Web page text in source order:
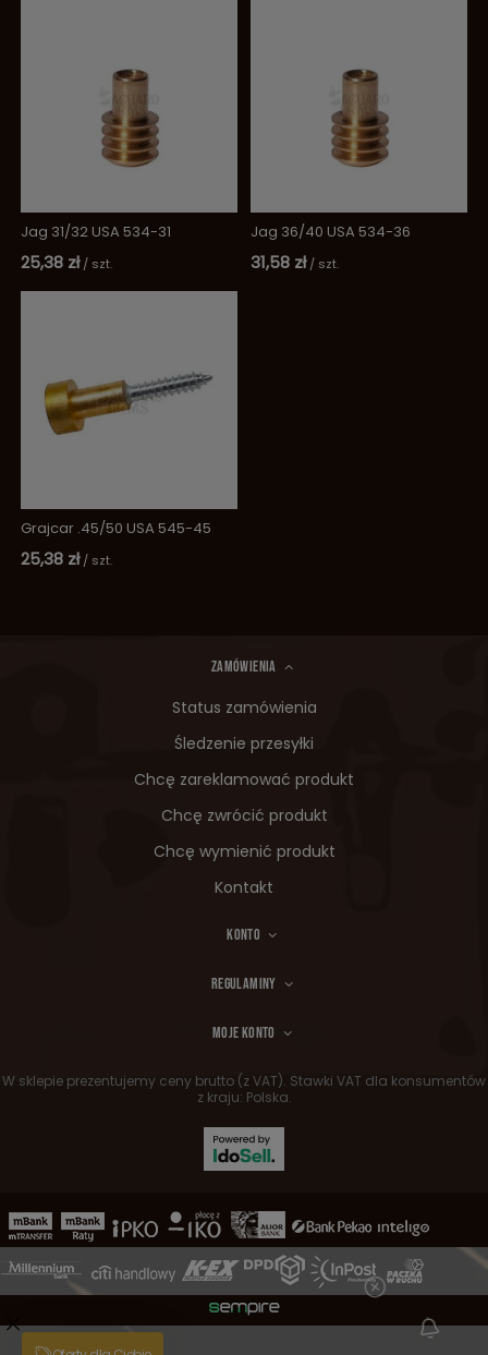
Jag 31/32 USA 534-31
25,38 zł / szt.
Jag 36/40 USA 534-36
31,58 zł / szt.
Grajcar .45/50 USA 545-45
25,38 zł / szt.
ZAMÓWIENIA
Status zamówienia
Śledzenie przesyłki
Chcę zareklamować produkt
Chcę zwrócić produkt
Chcę wymienić produkt
Kontakt
KONTO
REGULAMINY
MOJE KONTO
W sklepie prezentujemy ceny brutto (z VAT). Stawki VAT dla konsumentów
z kraju: Polska.